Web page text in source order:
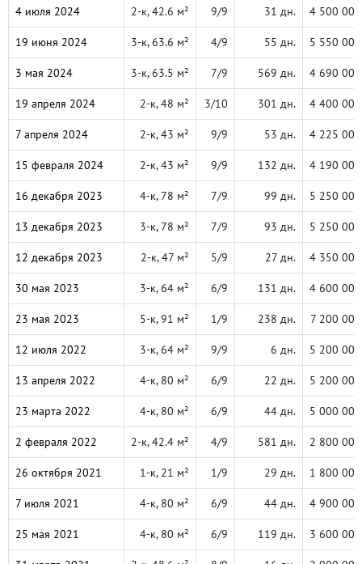
4 июля 2024 2-к, 42.6 м² 9/9 31 дн. 4 500 000
19 июня 2024 3-к, 63.6 м² 4/9 55 дн. 5 550 000
3 мая 2024 3-к, 63.5 м² 7/9 569 дн. 4 690 000
19 апреля 2024 2-к, 48 м² 3/10 301 дн. 4 400 000
7 апреля 2024 2-к, 43 м² 9/9 53 дн. 4 225 000
15 февраля 2024 2-к, 43 м² 9/9 132 дн. 4 190 000
16 декабря 2023 4-к, 78 м² 7/9 99 дн. 5 250 000
13 декабря 2023 3-к, 78 м² 7/9 93 дн. 5 250 000
12 декабря 2023 2-к, 47 м² 5/9 27 дн. 4 350 000
30 мая 2023 3-к, 64 м² 6/9 131 дн. 4 600 000
23 мая 2023 5-к, 91 м² 1/9 238 дн. 7 200 000
12 июля 2022 3-к, 64 м² 9/9 6 дн. 5 200 000
13 апреля 2022 4-к, 80 м² 6/9 22 дн. 5 200 000
23 марта 2022 4-к, 80 м² 6/9 44 дн. 5 000 000
2 февраля 2022 2-к, 42.4 м² 4/9 581 дн. 2 800 000
26 октября 2021 1-к, 21 м² 1/9 29 дн. 1 800 000
7 июля 2021 4-к, 80 м² 6/9 44 дн. 4 900 000
25 мая 2021 4-к, 80 м² 6/9 119 дн. 3 600 000